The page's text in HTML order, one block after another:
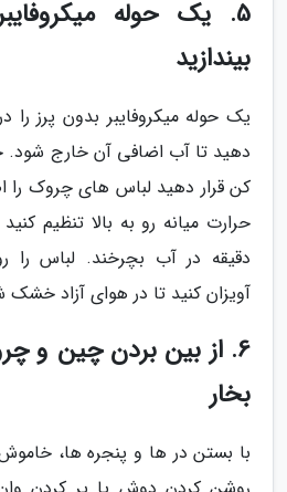
5. یک حوله
بیندازید
یک حوله میکروفایبر بدون پرز
دهید تا آب اضافی آن خارج
کن قرار دهید لباس های چروک را
حرارت میانه رو به بالا تنظیم
دقیقه در آب بچرخند. لباس
آویزان کنید تا در هوای آزاد خشک
6. از بین بردن چین و
بخار
با بستن در ها و پنجره ها،